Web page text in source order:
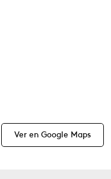
Ver en Google Maps